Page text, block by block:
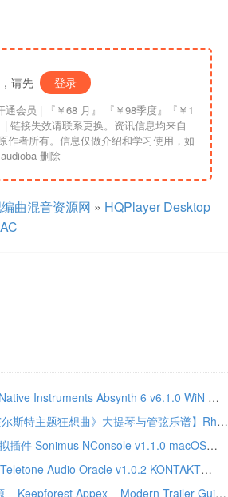
请先 登录
自
作者所有。信息仅做介绍和学习使用，如
删除
曲混音资源网 » HQPlayer Desktop
传奇半模块化合成器：Native Instruments Absynth 6 v6.1.0 WiN MAC
【罗伯特·朗菲尔德《霍尔斯特主题狂想曲》大提琴与管弦乐谱】Rhapsody On A Theme by Gustav Holst – Cello by Robert Longfield Orchestra PDF乐谱下载
英式经典调音台前级模拟插件 Sonimus NConsole v1.1.0 macOS
传奇单音合成器音源 – Teletone Audio Oracle v1.0.2 KONTAKT
现代预告片8弦吉他音源 – Keepforest Appex – Modern Trailer Guitar v1.1.0 KONTAKT